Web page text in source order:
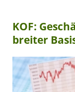
KOF:
breiter